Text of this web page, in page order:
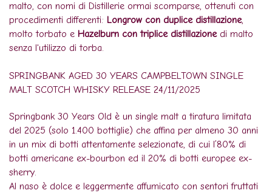
malto, con nomi di Distillerie ormai scomparse, ottenuti con
procedimenti differenti: Longrow con duplice distillazione,
molto torbato e Hazelburn con triplice distillazionedi malto
senza l'utilizzo di torba.
SPRINGBANK AGED 30 YEARS CAMPBELTOWN SINGLE
MALT SCOTCH WHISKY RELEASE 24/11/2025
Springbank 30 Years Old è un single malt a tiratura limitata
del 2025 (solo 1.400 bottiglie) che affina per almeno 30 anni
in un mix di botti attentamente selezionate, di cui l’80% di
botti americane ex-bourbon ed il 20% di botti europee ex-
sherry.
Al naso è dolce e leggermente affumicato con sentori fruttati